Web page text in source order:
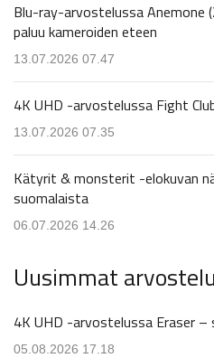
Blu-ray-arvostelussa Anemone
paluu kameroiden eteen
13.07.2026 07.47
4K UHD -arvostelussa Fight
13.07.2026 07.35
Kätyrit & monsterit -elokuvan
suomalaista
06.07.2026 14.26
Uusimmat
4K UHD -arvostelussa Eraser –
05.08.2026 17.18